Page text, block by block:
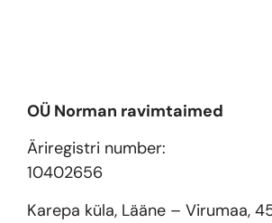
OÜ Norman ravimtaimed
Äriregistri number:
10402656
Karepa küla, Lääne – Virumaa,